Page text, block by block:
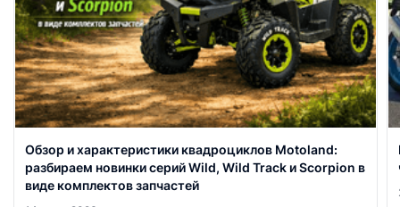
Обзор и характеристики квадроциклов Motoland:
разбираем новинки серий Wild, Wild Track и Scorpion в
виде комплектов запчастей